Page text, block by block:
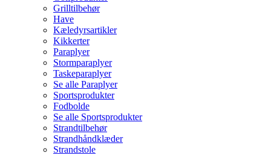
Grilltilbehør
Have
Kæledyrsartikler
Kikkerter
Paraplyer
Stormparaplyer
Taskeparaplyer
Se alle Paraplyer
Sportsprodukter
Fodbolde
Se alle Sportsprodukter
Strandtilbehør
Strandhåndklæder
Strandstole